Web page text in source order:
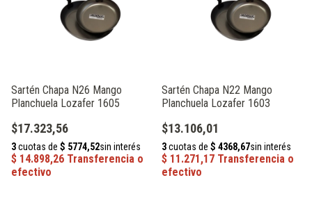
Sartén Chapa N26 Mango
Planchuela Lozafer 1605
$17.323,56
Sartén Chapa N22 Mango
Planchuela Lozafer 1603
$13.106,01